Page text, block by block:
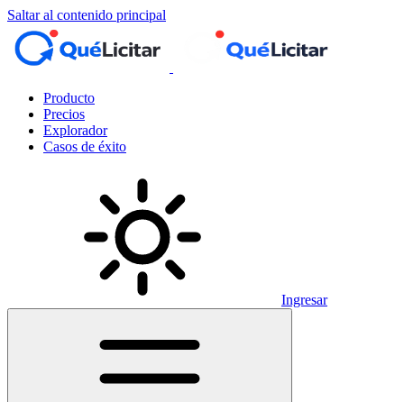
Saltar al contenido principal
Producto
Precios
Explorador
Casos de éxito
Ingresar